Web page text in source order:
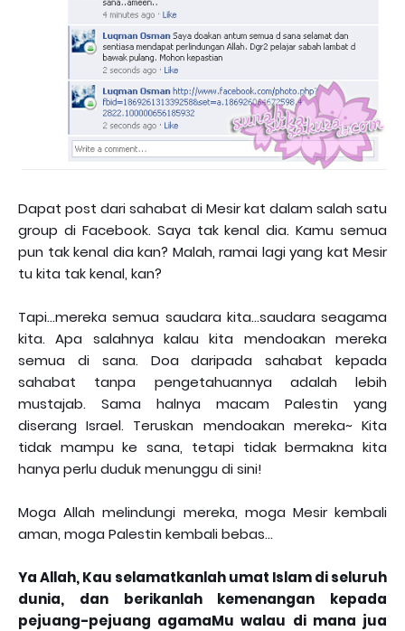
Dapat post dari sahabat di Mesir kat dalam salah satu
group di Facebook. Saya tak kenal dia. Kamu semua
pun tak kenal dia kan? Malah, ramai lagi yang kat Mesir
tu kita tak kenal, kan?
Tapi...mereka semua saudara kita...saudara seagama
kita. Apa salahnya kalau kita mendoakan mereka
semua di sana. Doa daripada sahabat kepada
sahabat tanpa pengetahuannya adalah lebih
mustajab. Sama halnya macam Palestin yang
diserang Israel. Teruskan mendoakan mereka~ Kita
tidak mampu ke sana, tetapi tidak bermakna kita
hanya perlu duduk menunggu di sini!
Moga Allah melindungi mereka, moga Mesir kembali
aman, moga Palestin kembali bebas...
Ya Allah, Kau selamatkanlah umat Islam di seluruh
dunia, dan berikanlah kemenangan kepada
pejuang-pejuang agamaMu walau di mana jua